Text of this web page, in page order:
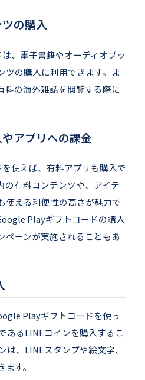
の購入
、電子書籍やオーディオブッ
ツの購入に利用できます。ま
料の海外雑誌を閲覧する際に
アプリへの課金
使えば、有料アプリも購入で
の有料コンテンツや、アイテ
使える利便性の高さが魅力で
Playギフトコードの購入
ペーンが実施されることもあ
Playギフトコードを使っ
あるLINEコインを購入するこ
は、LINEスタンプや絵文字、
す。